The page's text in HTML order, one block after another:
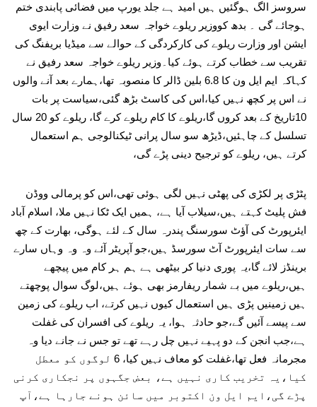
سروسز الگ ہوگئیں ہیں امید ہے جلد یورپ میں فضائی پابندی ختم
ہوجائے گی ۔ بدھ کووزیر ریلوے خواجہ سعد رفیق نے وزارت ایوی
ایشن اور وزارت ریلوے کی کارکردگی کے حوالے سے میڈیا بریفنگ کی
تقریب سے خطاب کرتے ہوئے کیا۔وزیر ریلوے خواجہ سعد رفیق نے
کہاکہ ایم ایل ون کا 6.8 بلین ڈالر کا منصوبہ تھا،ہمارے بعد آنے والوں
نے اس پر کچھ نہیں کیا،اس کی کاسٹ بڑھ گئی،سیاست پر بات
10تاریخ کے بعد کروں گا،ریلوے کا کام ریلوے کرے گا، ریلوے کو 20 سال
تسلسل کے چاہئیں،ڈیڑھ سو سال پرانی ٹیکنالوجی ہم استعمال
کرتے ہیں، ریلوے کو ترجیح دینی پڑے گی،
پٹڑی پر لکڑی کی پھٹی نہیں لگی ہوئی تھی،اس کو پرمالی ووڈن
فش پلیٹ کہتے ہیں،سیلاب آیا ہے، ہمیں ایک ٹکا نہیں ملا، اسلام آباد
ایئرپورٹ کی آؤٹ سورسنگ پندرہ سال کے لئے ہوگی، بھارت کے چھ
سے سات ایئرپورٹ آٹ سورسڈ ہیں،جو آپریٹر آئے وہ وہ وہاں سارے
برینڈز لائے گا،یہ پوری دنیا کر بیٹھی ہے ہم ہر کام میں پیچھے
ہیں،ریلوے میں بے شمار ریفارمز بھی ہوئے ہیں،لوگ سوال پوچھتے
ہیں زمینیں پڑی ہیں استعمال کیوں نہیں کرتے، اب ریلوے کی زمین
سے پیسے آئیں گے،جو حادثہ ہوا، یہ ریلوے کی افسران کی غفلت
ہے،جب انجن کے دو پہیے نہیں چل رہے تھے تو جس نے جانے دیا وہ
مجرمانہ فعل تھا،غفلت کو معاف نہیں کیا، 6 لوگوں کو معطل
کیا،یہ تخریب کاری نہیں ہے، بعض جگہوں پر نجکاری کرنی
پڑے گی،ایم ایل ون اکتوبر میں سائن ہونے جارہا ہے،آپ